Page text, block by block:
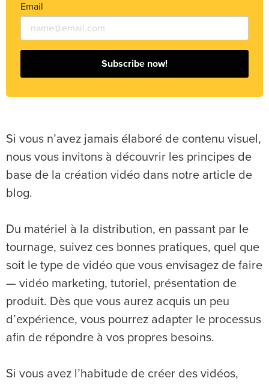
Email
Subscribe now!
Si vous n’avez jamais élaboré de contenu visuel,
nous vous invitons à découvrir les principes de
base de la création vidéo dans notre article de
blog.
Du matériel à la distribution, en passant par le
tournage, suivez ces bonnes pratiques, quel que
soit le type de vidéo que vous envisagez de faire
— vidéo marketing, tutoriel, présentation de
produit. Dès que vous aurez acquis un peu
d’expérience, vous pourrez adapter le processus
afin de répondre à vos propres besoins.
Si vous avez l’habitude de créer des vidéos,